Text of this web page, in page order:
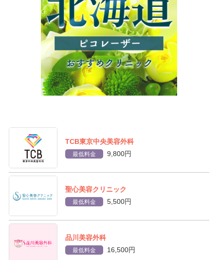
TCB東京中央美容外科
最低料金 9,800円
聖心美容クリニック
最低料金 5,500円
品川美容外科
最低料金 16,500円